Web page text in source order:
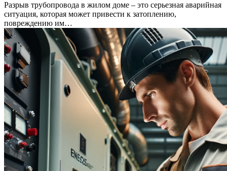
Разрыв трубопровода в жилом доме – это серьезная аварийная
ситуация, которая может привести к затоплению,
повреждению им…